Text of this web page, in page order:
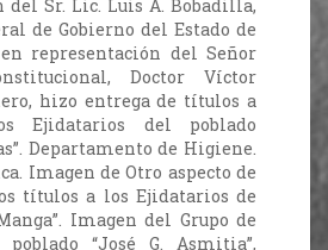
del Sr. Lic. Luis A. Bobadilla,
de Gobierno del Estado de
representación del Señor
Doctor Víctor
hizo entrega de títulos a
Ejidatarios del poblado
Departamento de Higiene.
Imagen de Otro aspecto de
títulos a los Ejidatarios de
Imagen del Grupo de
“José G. Asmitia”,